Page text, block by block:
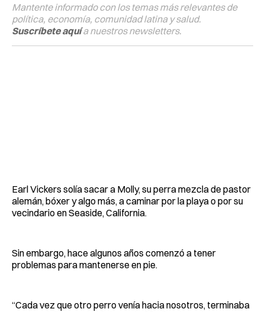
Mantente informado con los temas más relevantes de
política, economía, comunidad latina y salud.
Suscríbete aquía nuestros newsletters.
Earl Vickers solía sacar a Molly, su perra mezcla de pastor
alemán, bóxer y algo más, a caminar por la playa o por su
vecindario en Seaside, California.
Sin embargo, hace algunos años comenzó a tener
problemas para mantenerse en pie.
“Cada vez que otro perro venía hacia nosotros, terminaba